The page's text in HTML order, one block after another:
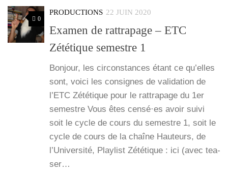
0
PRODUCTIONS 22 JUIN 2020
Examen de rattrapage – ETC
Zététique semestre 1
Bon­jour, les cir­cons­tances étant ce qu’elles
sont, voi­ci les consignes de vali­da­tion de
l’ETC Zété­tique pour le rat­tra­page du 1er
semestre Vous êtes censé·es avoir sui­vi
soit le cycle de cours du semestre 1, soit le
cycle de cours de la chaîne Hau­teurs, de
l’U­ni­ver­si­té, Play­list Zété­tique : ici (avec tea­
ser…